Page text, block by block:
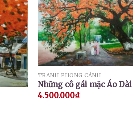
TRANH PHONG CẢNH
Những cô gái mặc Áo Dài
4.500.000₫